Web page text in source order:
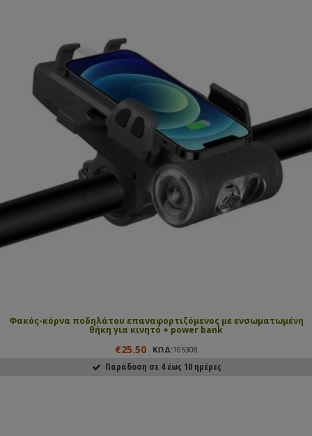
Φακός-κόρνα ποδηλάτου επαναφορτιζόμενος με ενσωματωμένη
θήκη για κινητό + power bank
€25.50 ΚΩΔ:105308
Παράδοση σε 4 έως 10 ημέρες